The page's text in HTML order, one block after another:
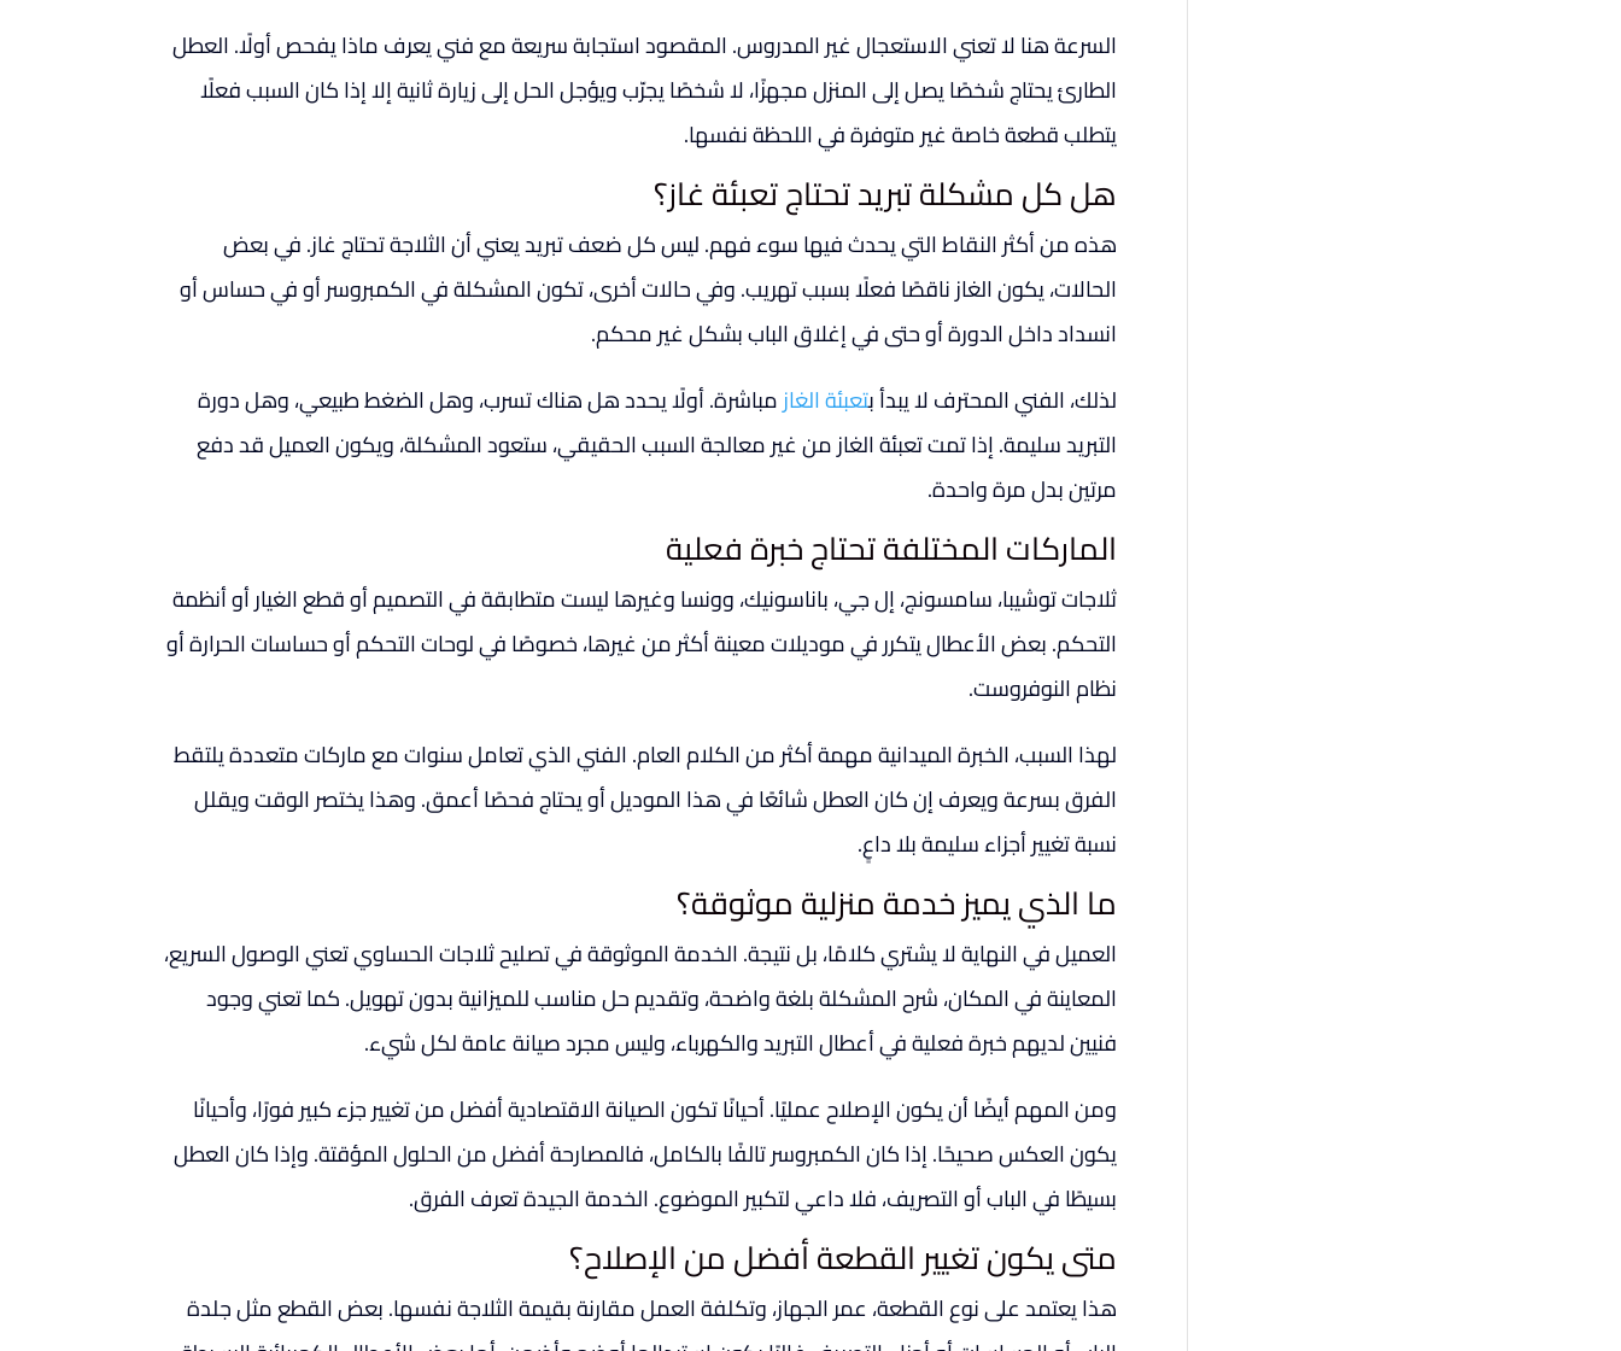
السرعة هنا لا تعني الاستعجال غير المدروس. المقصود استجابة سريعة مع فني يعرف ماذا يفحص أولًا. العطل
الطارئ يحتاج شخصًا يصل إلى المنزل مجهزًا، لا شخصًا يجرّب ويؤجل الحل إلى زيارة ثانية إلا إذا كان السبب فعلًا
يتطلب قطعة خاصة غير متوفرة في اللحظة نفسها.
هل كل مشكلة تبريد تحتاج تعبئة غاز؟
هذه من أكثر النقاط التي يحدث فيها سوء فهم. ليس كل ضعف تبريد يعني أن الثلاجة تحتاج غاز. في بعض
الحالات، يكون الغاز ناقصًا فعلًا بسبب تهريب. وفي حالات أخرى، تكون المشكلة في الكمبروسر أو في حساس أو
انسداد داخل الدورة أو حتى في إغلاق الباب بشكل غير محكم.
لذلك، الفني المحترف لا يبدأ بتعبئة الغازمباشرة. أولًا يحدد هل هناك تسرب، وهل الضغط طبيعي، وهل دورة
التبريد سليمة. إذا تمت تعبئة الغاز من غير معالجة السبب الحقيقي، ستعود المشكلة، ويكون العميل قد دفع
مرتين بدل مرة واحدة.
الماركات المختلفة تحتاج خبرة فعلية
ثلاجات توشيبا، سامسونج، إل جي، باناسونيك، وونسا وغيرها ليست متطابقة في التصميم أو قطع الغيار أو أنظمة
التحكم. بعض الأعطال يتكرر في موديلات معينة أكثر من غيرها، خصوصًا في لوحات التحكم أو حساسات الحرارة أو
نظام النوفروست.
لهذا السبب، الخبرة الميدانية مهمة أكثر من الكلام العام. الفني الذي تعامل سنوات مع ماركات متعددة يلتقط
الفرق بسرعة ويعرف إن كان العطل شائعًا في هذا الموديل أو يحتاج فحصًا أعمق. وهذا يختصر الوقت ويقلل
نسبة تغيير أجزاء سليمة بلا داعٍ.
ما الذي يميز خدمة منزلية موثوقة؟
العميل في النهاية لا يشتري كلامًا، بل نتيجة. الخدمة الموثوقة في تصليح ثلاجات الحساوي تعني الوصول السريع،
المعاينة في المكان، شرح المشكلة بلغة واضحة، وتقديم حل مناسب للميزانية بدون تهويل. كما تعني وجود
فنيين لديهم خبرة فعلية في أعطال التبريد والكهرباء، وليس مجرد صيانة عامة لكل شيء.
ومن المهم أيضًا أن يكون الإصلاح عمليًا. أحيانًا تكون الصيانة الاقتصادية أفضل من تغيير جزء كبير فورًا، وأحيانًا
يكون العكس صحيحًا. إذا كان الكمبروسر تالفًا بالكامل، فالمصارحة أفضل من الحلول المؤقتة. وإذا كان العطل
بسيطًا في الباب أو التصريف، فلا داعي لتكبير الموضوع. الخدمة الجيدة تعرف الفرق.
متى يكون تغيير القطعة أفضل من الإصلاح؟
هذا يعتمد على نوع القطعة، عمر الجهاز، وتكلفة العمل مقارنة بقيمة الثلاجة نفسها. بعض القطع مثل جلدة